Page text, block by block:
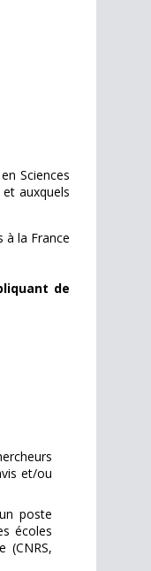
Sciences
auxquels
à la France
de
et/ou
poste
écoles
(CNRS,